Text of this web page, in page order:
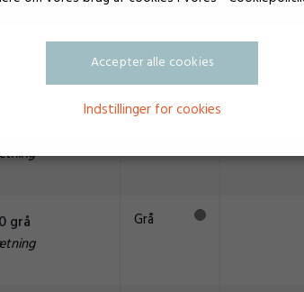
Grå
grå Grå
Accepter alle cookies
Indstillinger for cookies